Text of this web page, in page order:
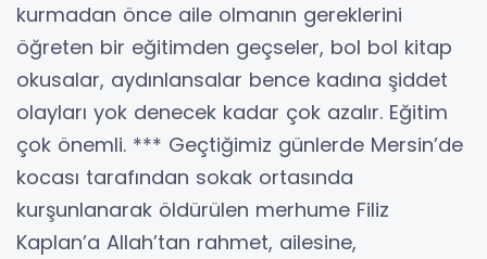
kurmadan önce aile olmanın gereklerini
öğreten bir eğitimden geçseler, bol bol kitap
okusalar, aydınlansalar bence kadına şiddet
olayları yok denecek kadar çok azalır. Eğitim
çok önemli. *** Geçtiğimiz günlerde Mersin’de
kocası tarafından sokak ortasında
kurşunlanarak öldürülen merhume Filiz
Kaplan’a Allah’tan rahmet, ailesine,